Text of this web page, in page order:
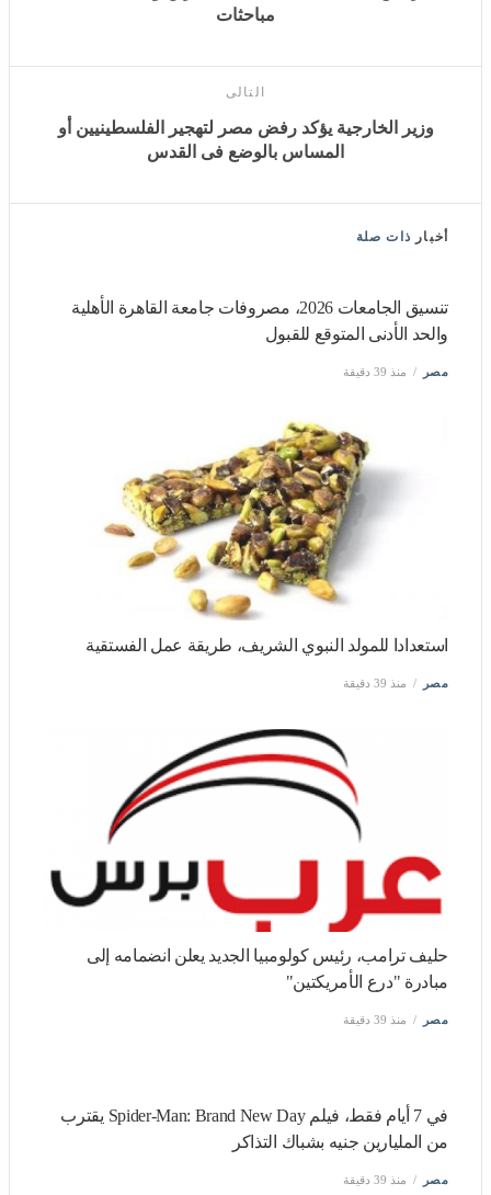
مباحثات
التالى
وزير الخارجية يؤكد رفض مصر لتهجير الفلسطينيين أو
المساس بالوضع فى القدس
أخبارذات صلة
تنسيق الجامعات 2026، مصروفات جامعة القاهرة الأهلية والحد
الأدنى المتوقع للقبول
حليف ترامب، رئيس كولومبيا الجديد يعلن انضمامه إلى مبادرة
"درع الأمريكتين"
المليارين جنيه بشباك التذاكر